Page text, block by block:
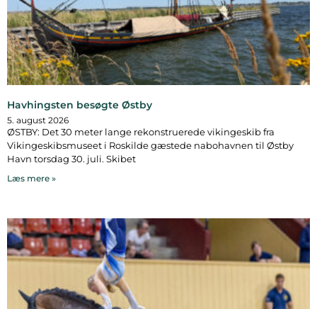
Havhingsten besøgte Østby
5. august 2026
ØSTBY: Det 30 meter lange rekonstruerede vikingeskib fra
Vikingeskibsmuseet i Roskilde gæstede nabohavnen til Østby
Havn torsdag 30. juli. Skibet
Læs mere »